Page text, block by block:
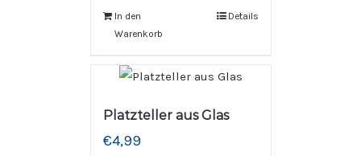
In den
Warenkorb
Details
Platzteller aus Glas
€4,99